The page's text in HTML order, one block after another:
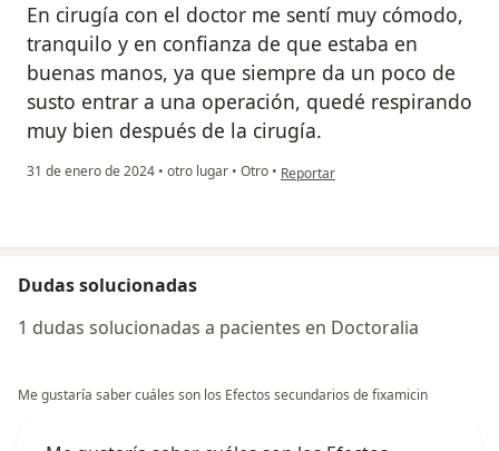
En cirugía con el doctor me sentí muy cómodo,
tranquilo y en confianza de que estaba en
buenas manos, ya que siempre da un poco de
susto entrar a una operación, quedé respirando
muy bien después de la cirugía.
31 de enero de 2024 • otro lugar • Otro • en opinión del usuario juan camilo
Reportar
Dudas solucionadas
1 dudas solucionadas a pacientes en Doctoralia
Me gustaría saber cuáles son los Efectos secundarios de fixamicin